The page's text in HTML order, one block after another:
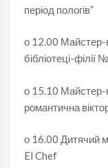
період пологів”
о 12.00 Майстер-
бібліотеці-філії
о 15.10 Майстер-
романтична
о 16.00 Дитячий
El Chef